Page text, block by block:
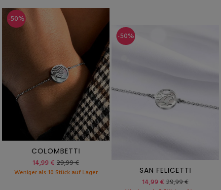
-50%
COLOMBETTI
14,99 € 29,99 €
Weniger als 10 Stück auf Lager
-50%
SAN FELICETTI
14,99 € 29,99 €